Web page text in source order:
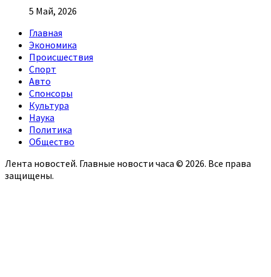
5 Май, 2026
Главная
Экономика
Происшествия
Спорт
Авто
Спонсоры
Культура
Наука
Политика
Общество
Лента новостей. Главные новости часа © 2026. Все права
защищены.